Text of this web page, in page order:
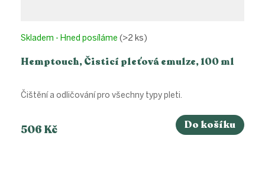
Hemptouch, Čisticí pleťová emulze, 100 ml
Skladem - Hned posíláme (>2 ks)
506 Kč Do košíku
Čištění a odličování pro všechny typy pleti.